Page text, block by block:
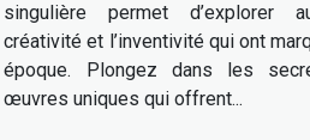
singulière permet d’explorer
créativité et l’inventivité qui ont
époque. Plongez dans les
œuvres uniques qui offrent...